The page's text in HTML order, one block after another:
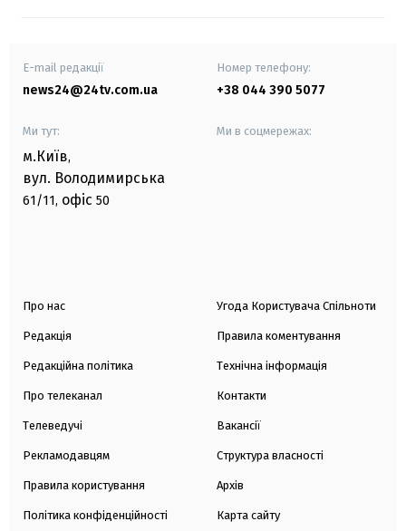
E-mail редакції
news24@24tv.com.ua
Номер телефону:
+38 044 390 5077
Ми тут:
м.Київ,
вул. Володимирська
61/11, офіс 50
Ми в соцмережах:
Про нас
Редакція
Редакційна політика
Про телеканал
Телеведучі
Рекламодавцям
Правила користування
Політика конфіденційності
Угода Користувача Спільноти
Правила коментування
Технічна інформація
Контакти
Вакансії
Структура власності
Архів
Карта сайту